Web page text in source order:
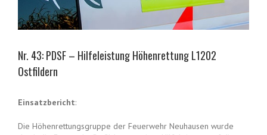
Nr. 43: PDSF – Hilfeleistung Höhenrettung L1202
Ostfildern
Einsatzbericht:
Die Höhenrettungsgruppe der Feuerwehr Neuhausen wurde